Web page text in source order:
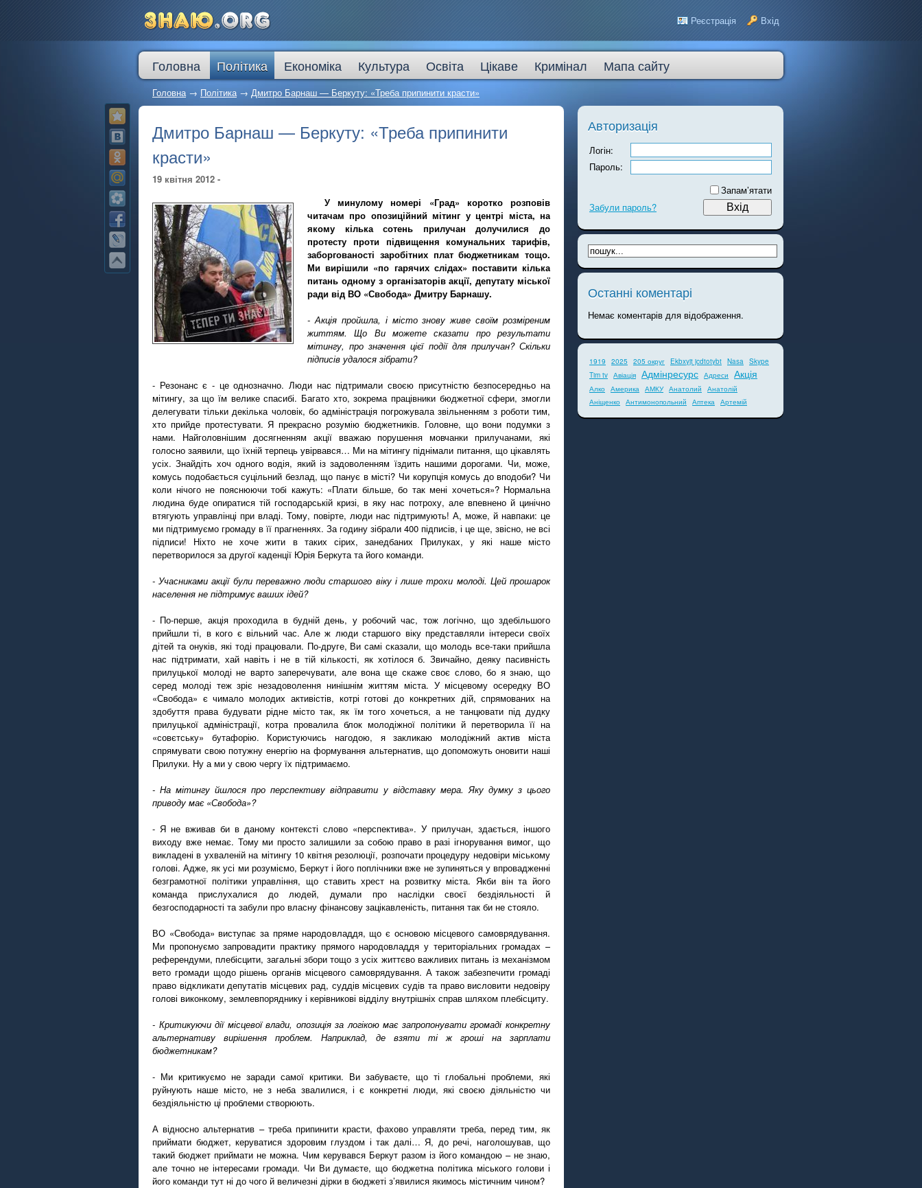
Реєстрація Вхід
Головна Політика Економіка Культура Освіта Цікаве Кримінал Мапа сайту
Головна→ Політика→ Дмитро Барнаш — Беркуту: «Треба припинити красти»
Дмитро Барнаш — Беркуту: «Треба припинити
красти»
19 квітня 2012 -
У минулому номері «Град» коротко розповів
читачам про опозиційний мітинг у центрі міста, на
якому кілька сотень прилучан долучилися до
протесту проти підвищення комунальних тарифів,
заборгованості заробітних плат бюджетникам тощо.
Ми вирішили «по гарячих слідах» поставити кілька
питань одному з організаторів акції, депутату міської
ради від ВО «Свобода» Дмитру Барнашу.
- Акція пройшла, і місто знову живе своїм розміреним
життям. Що Ви можете сказати про результати
мітингу, про значення цієї події для прилучан? Скільки
підписів удалося зібрати?
- Резонанс є - це однозначно. Люди нас підтримали своєю присутністю безпосередньо на
мітингу, за що їм велике спасибі. Багато хто, зокрема працівники бюджетної сфери, змогли
делегувати тільки декілька чоловік, бо адміністрація погрожувала звільненням з роботи тим,
хто прийде протестувати. Я прекрасно розумію бюджетників. Головне, що вони подумки з
нами. Найголовнішим досягненням акції вважаю порушення мовчанки прилучанами, які
голосно заявили, що їхній терпець увірвався… Ми на мітингу піднімали питання, що цікавлять
усіх. Знайдіть хоч одного водія, який із задоволенням їздить нашими дорогами. Чи, може,
комусь подобається суцільний безлад, що панує в місті? Чи корупція комусь до вподоби? Чи
коли нічого не пояснюючи тобі кажуть: «Плати більше, бо так мені хочеться»? Нормальна
людина буде опиратися тій господарській кризі, в яку нас потроху, але впевнено й цинічно
втягують управлінці при владі. Тому, повірте, люди нас підтримують! А, може, й навпаки: це
ми підтримуємо громаду в її прагненнях. За годину зібрали 400 підписів, і це ще, звісно, не всі
підписи! Ніхто не хоче жити в таких сірих, занедбаних Прилуках, у які наше місто
перетворилося за другої каденції Юрія Беркута та його команди.
- Учасниками акції були переважно люди старшого віку і лише трохи молоді. Цей прошарок
населення не підтримує ваших ідей?
- По-перше, акція проходила в будній день, у робочий час, тож логічно, що здебільшого
прийшли ті, в кого є вільний час. Але ж люди старшого віку представляли інтереси своїх
дітей та онуків, які тоді працювали. По-друге, Ви самі сказали, що молодь все-таки прийшла
нас підтримати, хай навіть і не в тій кількості, як хотілося б. Звичайно, деяку пасивність
прилуцької молоді не варто заперечувати, але вона ще скаже своє слово, бо я знаю, що
серед молоді теж зріє незадоволення нинішнім життям міста. У місцевому осередку ВО
«Свобода» є чимало молодих активістів, котрі готові до конкретних дій, спрямованих на
здобуття права будувати рідне місто так, як їм того хочеться, а не танцювати під дудку
прилуцької адміністрації, котра провалила блок молодіжної політики й перетворила її на
«совєтську» бутафорію. Користуючись нагодою, я закликаю молодіжний актив міста
спрямувати свою потужну енергію на формування альтернатив, що допоможуть оновити наші
Прилуки. Ну а ми у свою чергу їх підтримаємо.
- На мітингу йшлося про перспективу відправити у відставку мера. Яку думку з цього
приводу має «Свобода»?
- Я не вживав би в даному контексті слово «перспектива». У прилучан, здається, іншого
виходу вже немає. Тому ми просто залишили за собою право в разі ігнорування вимог, що
викладені в ухваленій на мітингу 10 квітня резолюції, розпочати процедуру недовіри міському
голові. Адже, як усі ми розуміємо, Беркут і його поплічники вже не зупиняться у впровадженні
безграмотної політики управління, що ставить хрест на розвитку міста. Якби він та його
команда прислухалися до людей, думали про наслідки своєї бездіяльності й
безгосподарності та забули про власну фінансову зацікавленість, питання так би не стояло.
ВО «Свобода» виступає за пряме народовладдя, що є основою місцевого самоврядування.
Ми пропонуємо запровадити практику прямого народовладдя у територіальних громадах –
референдуми, плебісцити, загальні збори тощо з усіх життєво важливих питань із механізмом
вето громади щодо рішень органів місцевого самоврядування. А також забезпечити громаді
право відкликати депутатів місцевих рад, суддів місцевих судів та право висловити недовіру
голові виконкому, землевпоряднику і керівникові відділу внутрішніх справ шляхом плебісциту.
- Критикуючи дії місцевої влади, опозиція за логікою має запропонувати громаді конкретну
альтернативу вирішення проблем. Наприклад, де взяти ті ж гроші на зарплати
бюджетникам?
- Ми критикуємо не заради самої критики. Ви забуваєте, що ті глобальні проблеми, які
руйнують наше місто, не з неба звалилися, і є конкретні люди, які своєю діяльністю чи
бездіяльністю ці проблеми створюють.
А відносно альтернатив – треба припинити красти, фахово управляти треба, перед тим, як
приймати бюджет, керуватися здоровим глуздом і так далі… Я, до речі, наголошував, що
такий бюджет приймати не можна. Чим керувався Беркут разом із його командою – не знаю,
але точно не інтересами громади. Чи Ви думаєте, що бюджетна політика міського голови і
його команди тут ні до чого й величезні дірки в бюджеті з’явилися якимось містичним чином?
Авторизація
Логін:
Пароль:
Запам’ятати
Забули пароль?
Останні коментарі
Немає коментарів для відображення.
1919 2025 205 округ Ekbxyjt jcdtotybt Nasa Skype
Tim tv Авіація Адмінресурс Адреси Акція
Алко Америка АМКУ Анатолий
Анатолій
Аніщенко Антимонопольний Аптека Артемій